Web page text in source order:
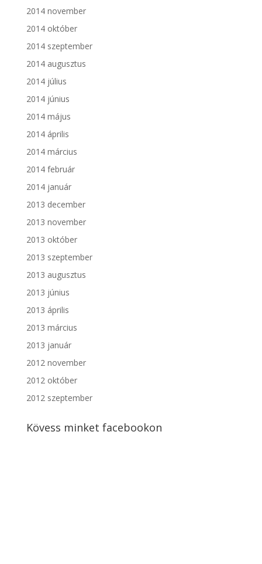
2014 november
2014 október
2014 szeptember
2014 augusztus
2014 július
2014 június
2014 május
2014 április
2014 március
2014 február
2014 január
2013 december
2013 november
2013 október
2013 szeptember
2013 augusztus
2013 június
2013 április
2013 március
2013 január
2012 november
2012 október
2012 szeptember
Kövess minket facebookon